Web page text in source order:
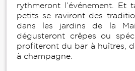
rythmeront l’événement. Et
petits se raviront des
dans les jardins de la
dégusteront crêpes ou
profiteront du bar à huîtres,
à champagne.